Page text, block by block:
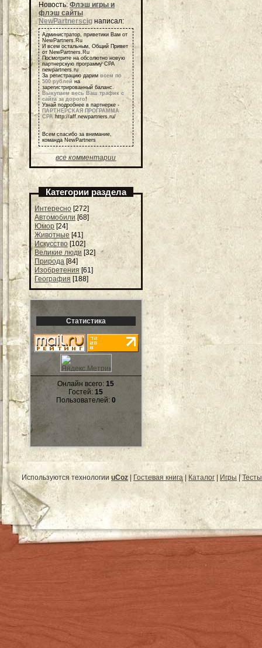
Новость:Флэш игры и
флэш сайты
NewPartnerscig написал:
Администратор, приветики Вам от
NewPartners.Ru
И всем остальным, Общий Привет
от NewPartners.Ru
Посмотрите на обсолютно новую
партнерскую программу СРА
newpartners.ru
За регистрацию дарим всем по
500 рублей на
зарегистрированный баланс.
Выкупаем весь Ваш трафик с
сайта за дорого!
Узнай подробнее в партнерке -
ПАРТНЕРСКАЯ ПРОГРАММА
СРА http://aff.newpartners.ru/
Всем спасибо за внимание,
команда NewPartners
все комментарии
Категории раздела
Интересно [272]
Автомобили [68]
Юмор [24]
Животные [41]
Искусство [102]
Великие люди [32]
Природа [84]
Изобретения [61]
География [188]
Статистика
Онлайн всего:15
Гостей:15
Пользователей: 0
Используются технологии uCoz Гостевая книга| Каталог Игры |Тесты